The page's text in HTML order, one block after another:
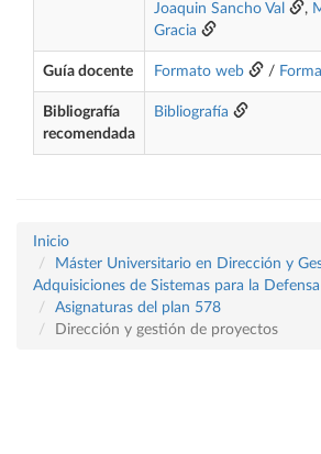
Joaquin Sancho Val
,
Gracia
Guía docente Formato web /
Bibliografía
recomendada
Bibliografía
Inicio
Máster Universitario en Dirección y
Adquisiciones de Sistemas para la Defensa
Asignaturas del plan 578
Dirección y gestión de proyectos